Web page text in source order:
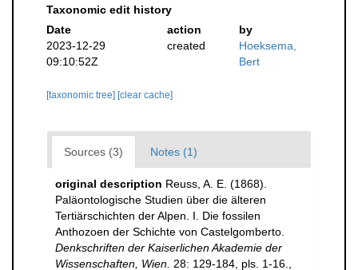
Taxonomic edit history
Date
action
by
2023-12-29
09:10:52Z
created
Hoeksema,
Bert
[taxonomic tree] [clear cache]
Sources (3) Notes (1)
original description Reuss, A. E. (1868).
Paläontologische Studien über die älteren
Tertiärschichten der Alpen. I. Die fossilen
Anthozoen der Schichte von Castelgomberto.
Denkschriften der Kaiserlichen Akademie der
Wissenschaften, Wien. 28: 129-184, pls. 1-16.